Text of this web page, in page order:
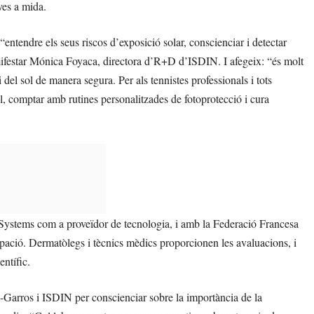
a mida.
els seus riscos d’exposició solar, conscienciar i detectar
Mónica Foyaca, directora d’R+D d’ISDIN. I afegeix: “és molt
sol de manera segura. Per als tennistes professionals i tots
amb rutines personalitzades de fotoprotecció i cura
com a proveïdor de tecnologia, i amb la Federació Francesa
Dermatòlegs i tècnics mèdics proporcionen les avaluacions, i
Garros i ISDIN per conscienciar sobre la importància de la